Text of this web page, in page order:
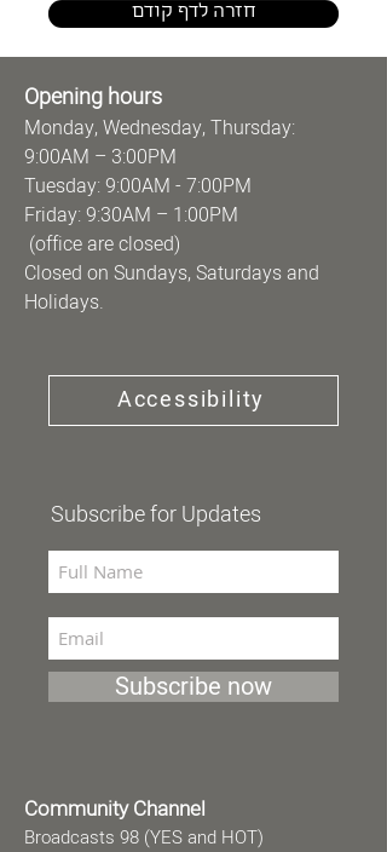
חזרה לדף קודם
Opening hours
Monday, Wednesday, Thursday:
9:00AM – 3:00PM
Tuesday: 9:00AM - 7:00PM
Friday: 9:30AM – 1:00PM
(office are closed)
Closed on Sundays, Saturdays and
Holidays.
Accessibility
Subscribe for Updates
Subscribe now
Community Channel
Broadcasts 98 (YES and HOT)